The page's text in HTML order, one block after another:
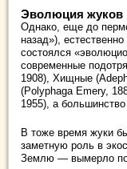
Эволюция жуков
Однако, еще до
назад»),
состоялся
современные
1908), Хищные
(Polyphaga Emery,
1955), а
В тоже время жуки
заметную роль в
Землю — вымерло